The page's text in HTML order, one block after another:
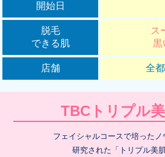
開始日
脱毛
できる肌
ス
黒
店舗 全
TBCトリプル
フェイシャルコースで培ったノ
研究された「トリプル美